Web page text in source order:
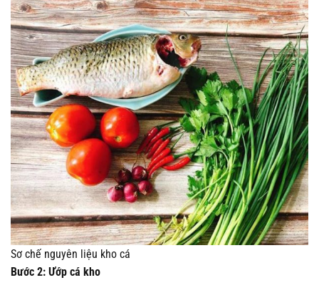
Sơ chế nguyên liệu kho cá
Bước 2: Ướp cá kho